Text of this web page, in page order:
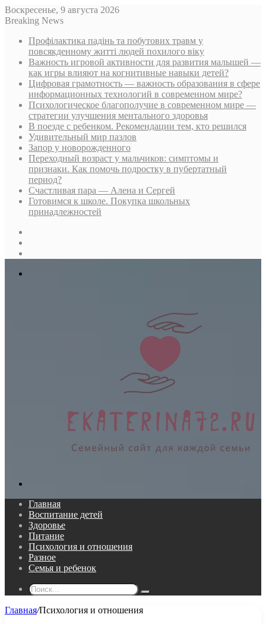
Воскресенье, 9 августа 2026
Breaking News
Профілактика падінь та побутових травм у
повсякденному житті людей похилого віку
Важность игровой активности для развития малышей —
как игры влияют на когнитивные навыки детей?
Цифровая грамотность — важность образования в сфере
информационных технологий в современном мире?
Психологическое благополучие в современном мире —
стратегии улучшения ментального здоровья
В поезде с ребенком. Рекомендации тем, кто решился
Удивительный мир пазлов
Запор у новорожденного
Переходный возраст у мальчиков: симптомы и
признаки. Как помочь подростку в пубертатный
период?
Счастливая пара — Алена и Сергей
Готовимся к школе. Покупка школьных
принадлежностей
Главная
Воспитание детей
Здоровье
Питание
Психология и отношения
Разное
Семья и ребенок
Поиск...
Главная/Психология и отношения